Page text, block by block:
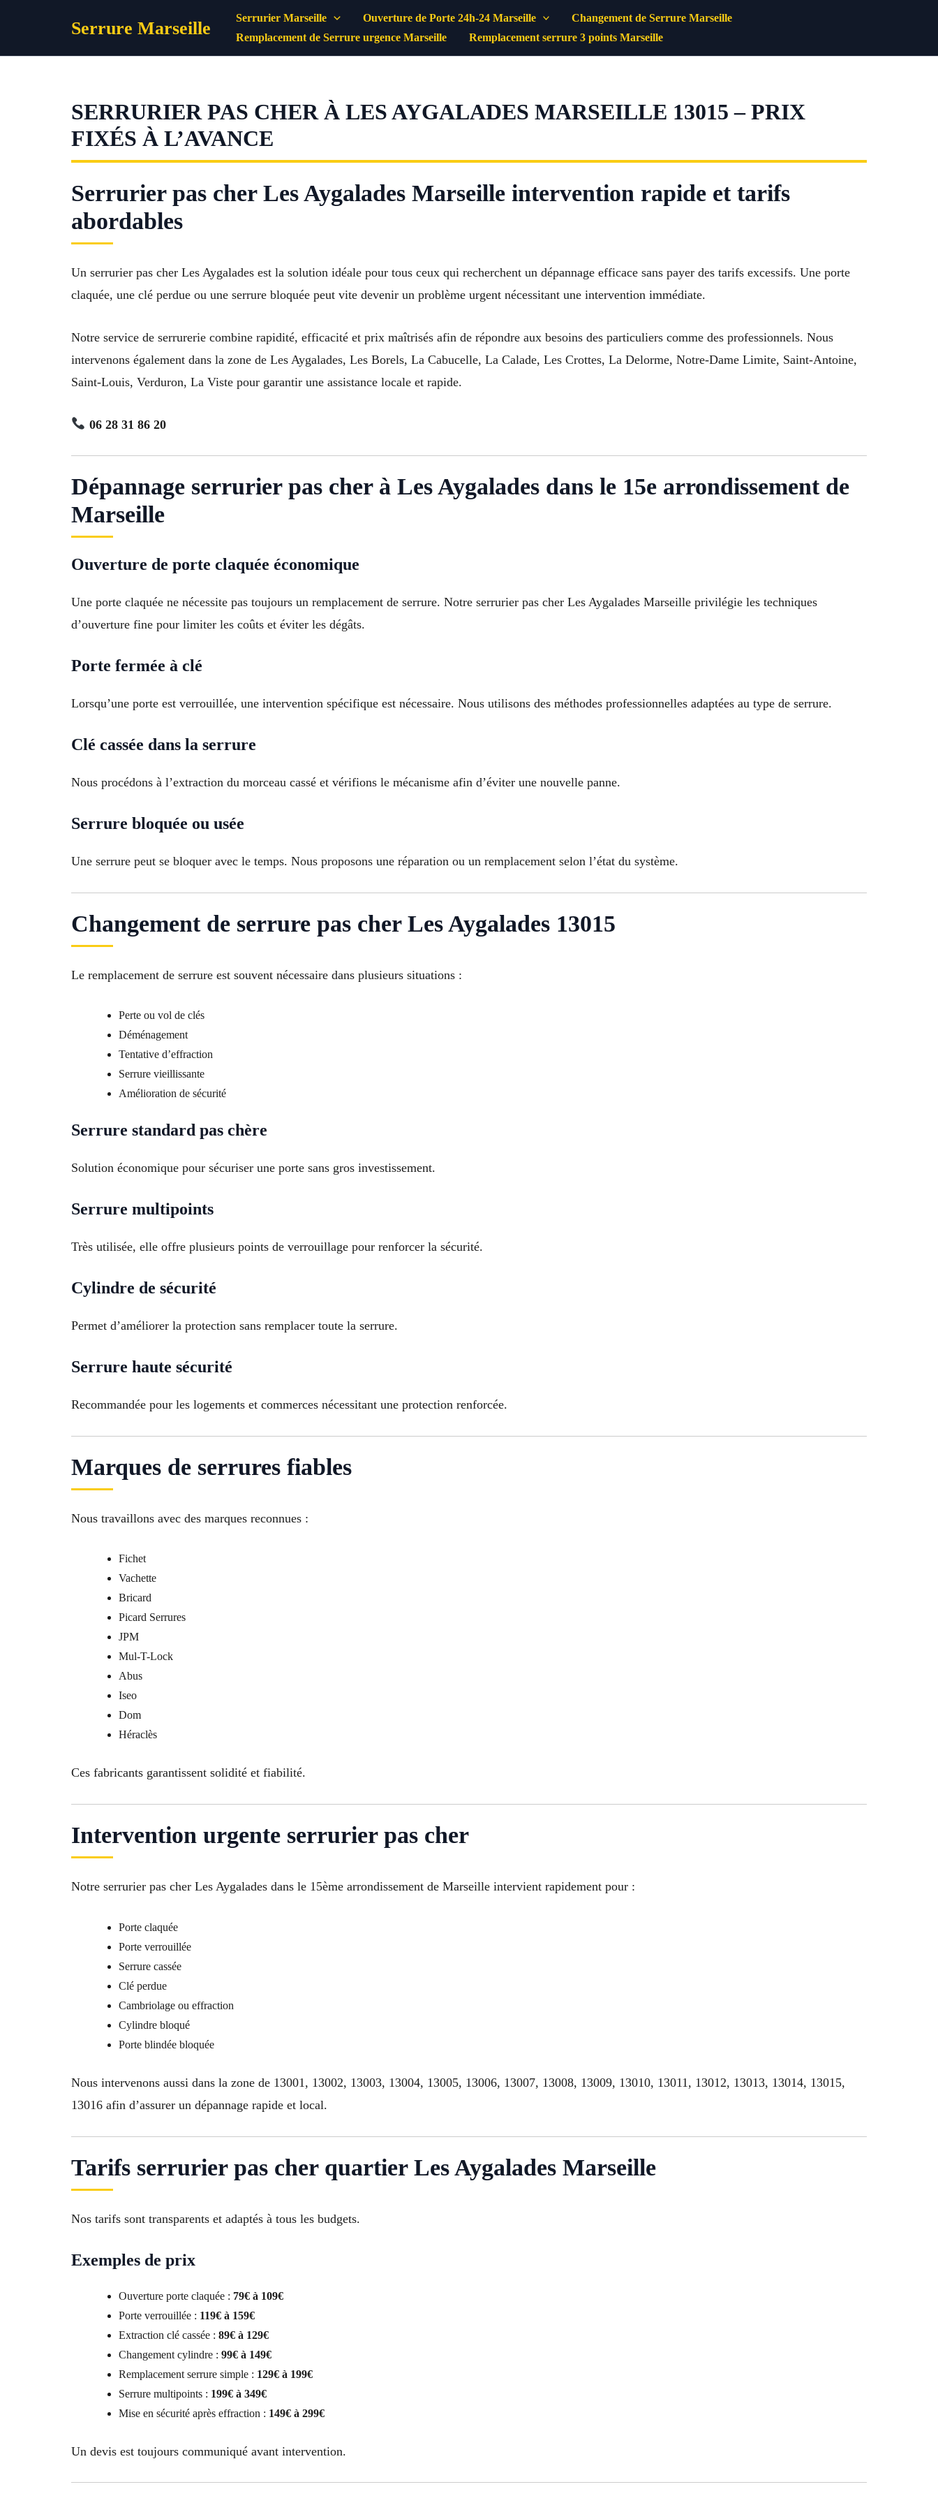
Serrure Marseille Serrurier Marseille Ouverture de Porte 24h-24 Marseille
Changement de Serrure Marseille
Remplacement de Serrure urgence Marseille
Remplacement serrure 3 points Marseille
SERRURIER PAS CHER À LES AYGALADES MARSEILLE 13015 – PRIX
FIXÉS À L’AVANCE
Serrurier pas cher Les Aygalades Marseille intervention rapide et tarifs
abordables
Un serrurier pas cher Les Aygalades est la solution idéale pour tous ceux qui recherchent un dépannage efficace sans payer des tarifs excessifs. Une porte
claquée, une clé perdue ou une serrure bloquée peut vite devenir un problème urgent nécessitant une intervention immédiate.
Notre service de serrurerie combine rapidité, efficacité et prix maîtrisés afin de répondre aux besoins des particuliers comme des professionnels. Nous
intervenons également dans la zone de Les Aygalades, Les Borels, La Cabucelle, La Calade, Les Crottes, La Delorme, Notre-Dame Limite, Saint-Antoine,
Saint-Louis, Verduron, La Viste pour garantir une assistance locale et rapide.
06 28 31 86 20
Dépannage serrurier pas cher à Les Aygalades dans le 15e arrondissement de
Marseille
Ouverture de porte claquée économique
Une porte claquée ne nécessite pas toujours un remplacement de serrure. Notre serrurier pas cher Les Aygalades Marseille privilégie les techniques
d’ouverture fine pour limiter les coûts et éviter les dégâts.
Porte fermée à clé
Lorsqu’une porte est verrouillée, une intervention spécifique est nécessaire. Nous utilisons des méthodes professionnelles adaptées au type de serrure.
Clé cassée dans la serrure
Nous procédons à l’extraction du morceau cassé et vérifions le mécanisme afin d’éviter une nouvelle panne.
Serrure bloquée ou usée
Une serrure peut se bloquer avec le temps. Nous proposons une réparation ou un remplacement selon l’état du système.
Changement de serrure pas cher Les Aygalades 13015
Le remplacement de serrure est souvent nécessaire dans plusieurs situations :
Perte ou vol de clés
Déménagement
Tentative d’effraction
Serrure vieillissante
Amélioration de sécurité
Serrure standard pas chère
Solution économique pour sécuriser une porte sans gros investissement.
Serrure multipoints
Très utilisée, elle offre plusieurs points de verrouillage pour renforcer la sécurité.
Cylindre de sécurité
Permet d’améliorer la protection sans remplacer toute la serrure.
Serrure haute sécurité
Recommandée pour les logements et commerces nécessitant une protection renforcée.
Marques de serrures fiables
Nous travaillons avec des marques reconnues :
Fichet
Vachette
Bricard
Picard Serrures
JPM
Mul-T-Lock
Abus
Iseo
Dom
Héraclès
Ces fabricants garantissent solidité et fiabilité.
Intervention urgente serrurier pas cher
Notre serrurier pas cher Les Aygalades dans le 15ème arrondissement de Marseille intervient rapidement pour :
Porte claquée
Porte verrouillée
Serrure cassée
Clé perdue
Cambriolage ou effraction
Cylindre bloqué
Porte blindée bloquée
Nous intervenons aussi dans la zone de 13001, 13002, 13003, 13004, 13005, 13006, 13007, 13008, 13009, 13010, 13011, 13012, 13013, 13014, 13015,
13016 afin d’assurer un dépannage rapide et local.
Tarifs serrurier pas cher quartier Les Aygalades Marseille
Nos tarifs sont transparents et adaptés à tous les budgets.
Exemples de prix
Ouverture porte claquée : 79€ à 109€
Porte verrouillée : 119€ à 159€
Extraction clé cassée : 89€ à 129€
Changement cylindre : 99€ à 149€
Remplacement serrure simple : 129€ à 199€
Serrure multipoints : 199€ à 349€
Mise en sécurité après effraction : 149€ à 299€
Un devis est toujours communiqué avant intervention.